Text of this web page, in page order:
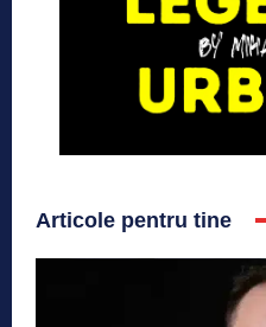
Articole pentru tine